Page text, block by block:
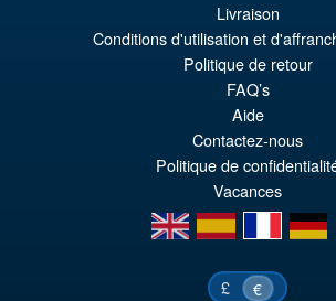
PRE ORDENA
Livraison
Conditions d'utilisation et
Politique de retour
FAQ’s
Aide
Contactez-nous
Politique de
Vacances
en
es fr de
£ €